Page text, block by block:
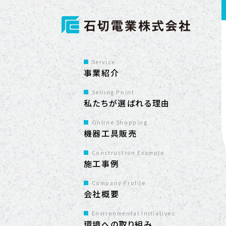
Service
事業紹介
Selling Point
私たちが選ばれる理由
Online Shopping
機器工具販売
Construction Example
施工事例
Company Profile
会社概要
Environmental Initiatives